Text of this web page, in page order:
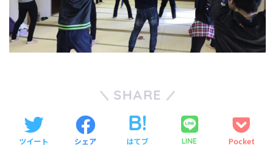
SHARE
ツイート シェア はてブ LINE Pocket